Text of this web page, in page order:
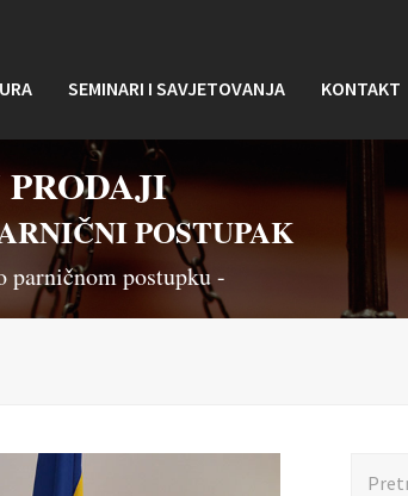
SEMINARI I SAVJETOVANJA KONTAKT
POSTUPAK
parničnom postupku -